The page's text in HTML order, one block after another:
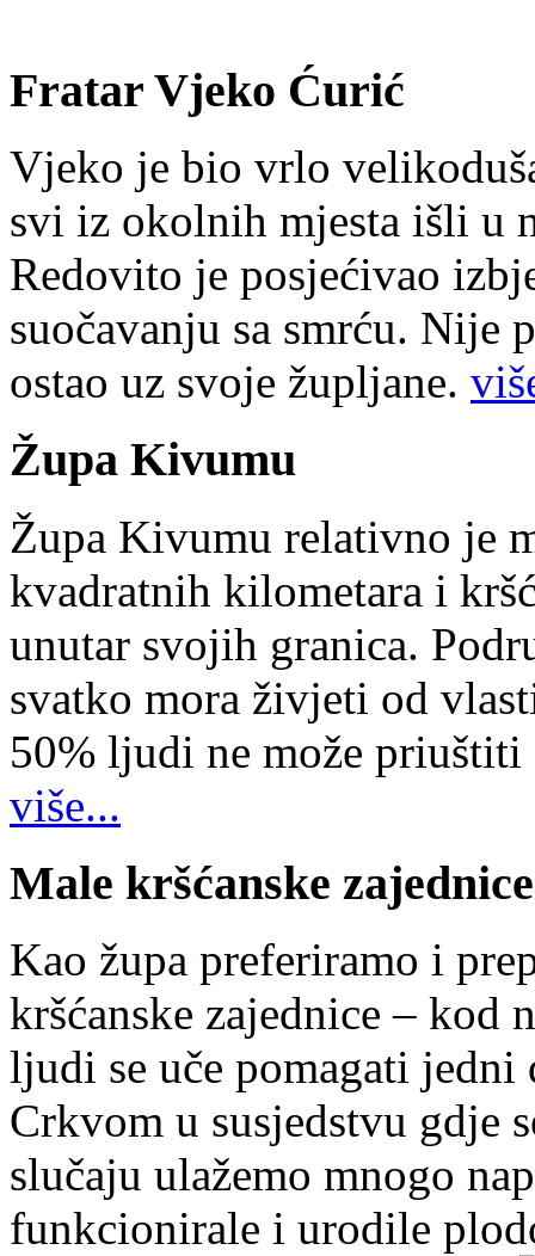
Fratar Vjeko Ćurić
Vjeko je bio vrlo
svi iz okolnih mjesta išli u
Redovito je posjećivao
suočavanju sa smrću. Nije
ostao uz svoje župljane.
Župa Kivumu
Župa Kivumu relativno je
kvadratnih kilometara i
unutar svojih granica.
svatko mora živjeti od
50% ljudi ne može
više...
Male kršćanske zajednice
Kao župa preferiramo i
kršćanske zajednice – kod
ljudi se uče pomagati
Crkvom u susjedstvu gdje
slučaju ulažemo mnogo
funkcionirale i urodile